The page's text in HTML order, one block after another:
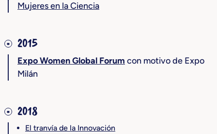
Mujeres en la Ciencia
2015
Expo Women Global Forum con motivo de Expo
Milán
2018
El tranvía de la Innovación